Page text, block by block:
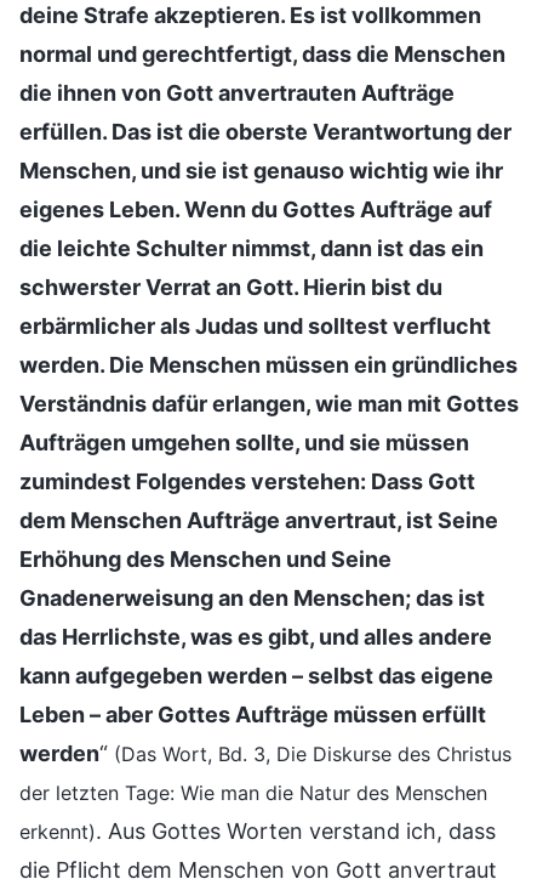
deine Strafe akzeptieren. Es ist vollkommen
normal und gerechtfertigt, dass die Menschen
die ihnen von Gott anvertrauten Aufträge
erfüllen. Das ist die oberste Verantwortung der
Menschen, und sie ist genauso wichtig wie ihr
eigenes Leben. Wenn du Gottes Aufträge auf
die leichte Schulter nimmst, dann ist das ein
schwerster Verrat an Gott. Hierin bist du
erbärmlicher als Judas und solltest verflucht
werden. Die Menschen müssen ein gründliches
Verständnis dafür erlangen, wie man mit Gottes
Aufträgen umgehen sollte, und sie müssen
zumindest Folgendes verstehen: Dass Gott
dem Menschen Aufträge anvertraut, ist Seine
Erhöhung des Menschen und Seine
Gnadenerweisung an den Menschen; das ist
das Herrlichste, was es gibt, und alles andere
kann aufgegeben werden – selbst das eigene
Leben – aber Gottes Aufträge müssen erfüllt
werden“ (Das Wort, Bd. 3, Die Diskurse des Christus
der letzten Tage: Wie man die Natur des Menschen
erkennt). Aus Gottes Worten verstand ich, dass
die Pflicht dem Menschen von Gott anvertraut